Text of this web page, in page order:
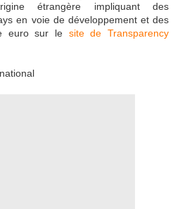
étrangère impliquant des
en voie de développement et des
euro sur le site de Transparency